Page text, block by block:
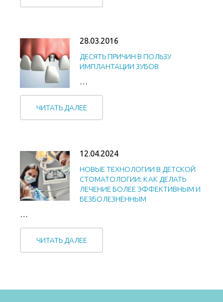
28.03.2016
ДЕСЯТЬ ПРИЧИН В ПОЛЬЗУ
ИМПЛАНТАЦИИ ЗУБОВ
…
ЧИТАТЬ ДАЛЕЕ
12.04.2024
НОВЫЕ ТЕХНОЛОГИИ В ДЕТСКОЙ
СТОМАТОЛОГИИ: КАК ДЕЛАТЬ
ЛЕЧЕНИЕ БОЛЕЕ ЭФФЕКТИВНЫМ И
БЕЗБОЛЕЗНЕННЫМ
…
ЧИТАТЬ ДАЛЕЕ